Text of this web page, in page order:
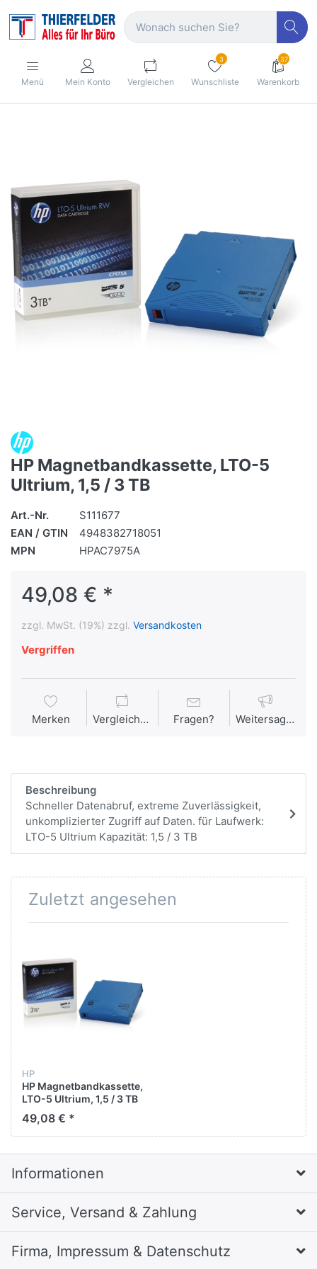
Menü Mein Konto Vergleichen
3
Wunschliste
37
Warenkorb
HP Magnetbandkassette, LTO-5
Ultrium, 1,5 / 3 TB
Art.-Nr.
S111677
EAN / GTIN
4948382718051
MPN
HPAC7975A
49,08 € *
zzgl. MwSt. (19%) zzgl. Versandkosten
Vergriffen
Merken Vergleichen Fragen? Weitersagen
Beschreibung
Schneller Datenabruf, extreme Zuverlässigkeit,
unkomplizierter Zugriff auf Daten. für Laufwerk:
LTO-5 Ultrium Kapazität: 1,5 / 3 TB
Zuletzt angesehen
HP
HP Magnetbandkassette,
LTO-5 Ultrium, 1,5 / 3 TB
49,08 € *
Informationen
Service, Versand & Zahlung
Firma, Impressum & Datenschutz